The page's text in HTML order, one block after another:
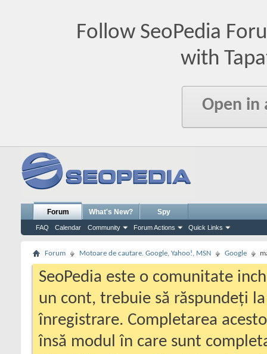
Follow SeoPedia
with
Open in
Forum
FAQ Calendar Community Forum Actions Quick Links
What's New? Spy
Forum Motoare de cautare. Google, Yahoo!, MSN Google
SeoPedia este o comunitate
un cont, trebuie să răspundeți
înregistrare. Completarea
însă modul în care sunt